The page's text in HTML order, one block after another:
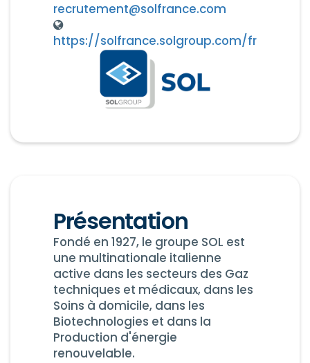
recrutement@solfrance.com
https://solfrance.solgroup.com/fr
Présentation
Fondé en 1927, le groupe SOL est
une multinationale italienne
active dans les secteurs des Gaz
techniques et médicaux, dans les
Soins à domicile, dans les
Biotechnologies et dans la
Production d'énergie
renouvelable.